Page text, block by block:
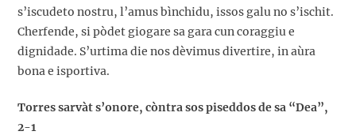
s’iscudeto nostru, l’amus bìnchidu, issos galu no s’ischit.
Cherfende, si pòdet giogare sa gara cun coraggiu e
dignidade. S’urtima die nos dèvimus divertire, in aùra
bona e isportiva.
Torres sarvàt s’onore, còntra sos piseddos de sa “Dea”,
2-1